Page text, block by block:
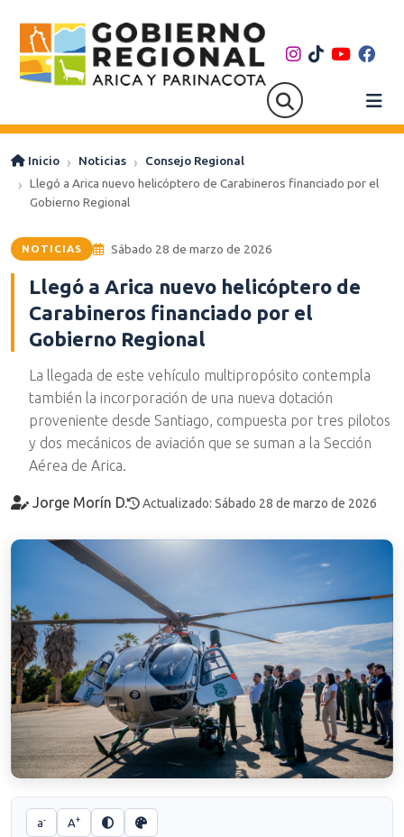
Inicio Noticias
Consejo Regional
Llegó a Arica nuevo helicóptero de Carabineros financiado por el
Gobierno Regional
NOTICIAS Sábado 28 de marzo de 2026
Llegó a Arica nuevo helicóptero de
Carabineros financiado por el
Gobierno Regional
La llegada de este vehículo multipropósito contempla
también la incorporación de una nueva dotación
proveniente desde Santiago, compuesta por tres pilotos
y dos mecánicos de aviación que se suman a la Sección
Aérea de Arica.
Jorge Morín D. Actualizado: Sábado 28 de marzo de 2026
a- A+